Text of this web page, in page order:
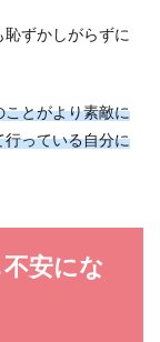
法
いと思います。中に
ずかしがらずに
ことがより素敵に
行っている自分に
安にな